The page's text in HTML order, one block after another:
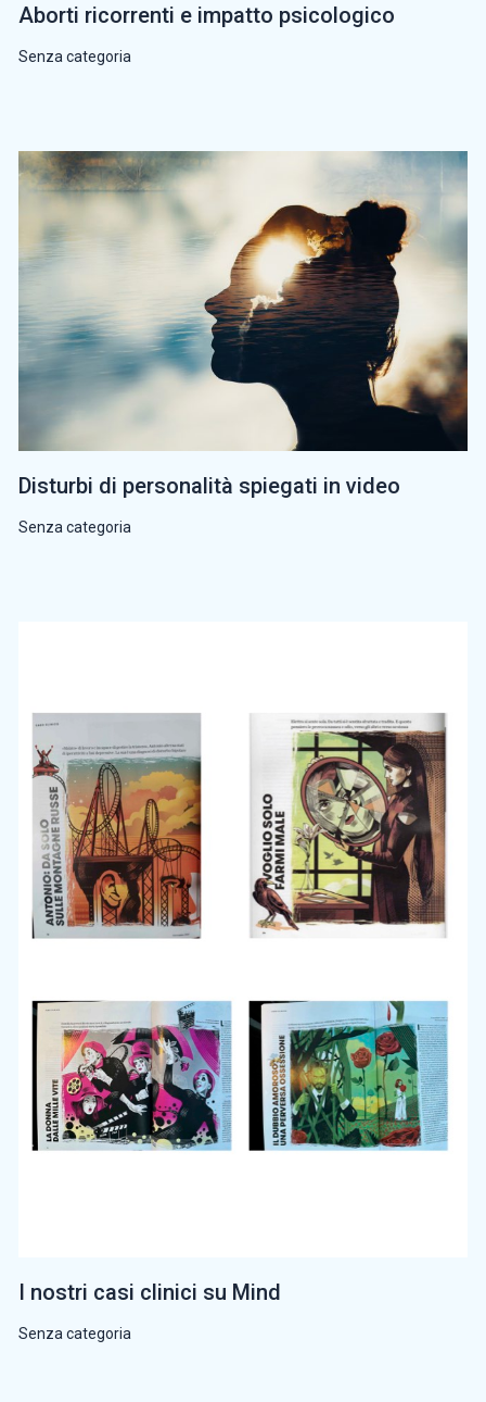
Aborti ricorrenti e impatto psicologico
Senza categoria
Disturbi di personalità spiegati in video
Senza categoria
I nostri casi clinici su Mind
Senza categoria